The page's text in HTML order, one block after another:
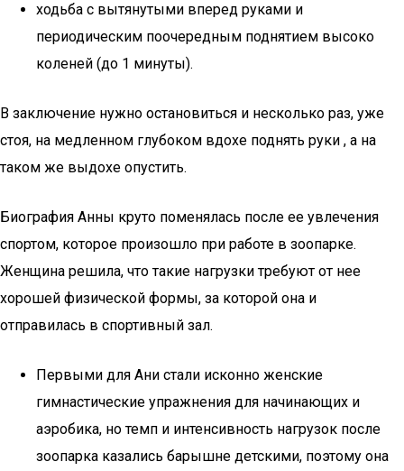
ходьба с вытянутыми вперед руками и
периодическим поочередным поднятием высоко
коленей (до 1 минуты).
В заключение нужно остановиться и несколько раз, уже
стоя, на медленном глубоком вдохе поднять руки , а на
таком же выдохе опустить.
Биография Анны круто поменялась после ее увлечения
спортом, которое произошло при работе в зоопарке.
Женщина решила, что такие нагрузки требуют от нее
хорошей физической формы, за которой она и
отправилась в спортивный зал.
Первыми для Ани стали исконно женские
гимнастические упражнения для начинающих и
аэробика, но темп и интенсивность нагрузок после
зоопарка казались барышне детскими, поэтому она